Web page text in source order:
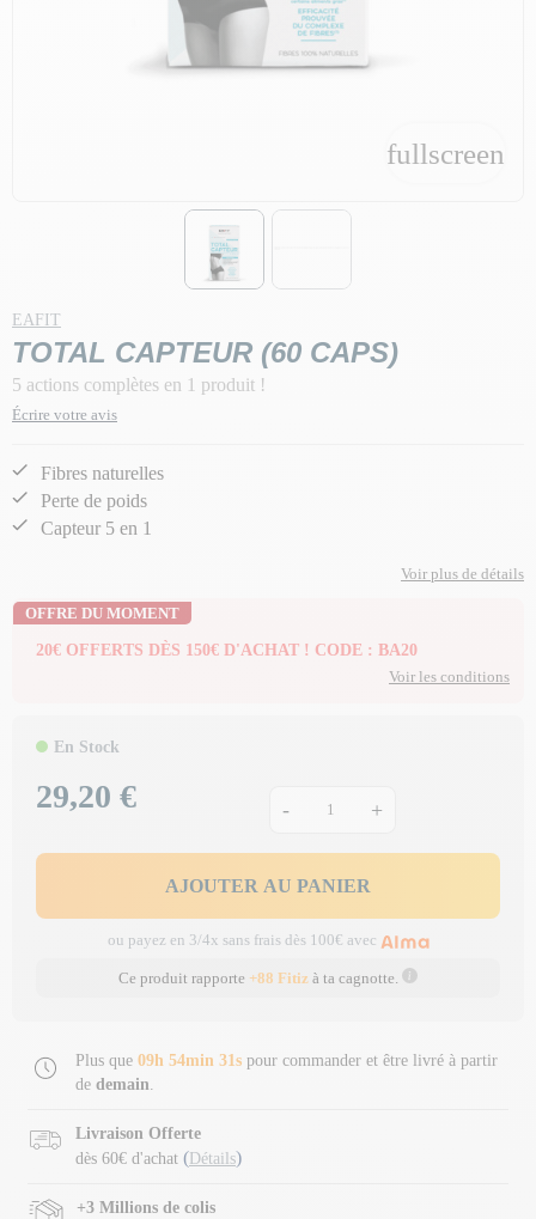
fullscreen
fullscreen
EAFIT
TOTAL CAPTEUR (60 CAPS)
5 actions complètes en 1 produit !
Écrire votre avis
Fibres naturelles
Perte de poids
Capteur 5 en 1
Voir plus de détails
OFFRE DU MOMENT
20€ OFFERTS DÈS 150€ D'ACHAT ! CODE : BA20
Voir les conditions
En Stock
Prix
29,20 € - +
AJOUTER AU PANIER
ou payez en 3/4x sans frais dès 100€ avec
Ce produit rapporte +88 Fitiz à ta cagnotte.
Plus que 09h 54min 31s pour commander et être livré à partir
de demain.
Livraison Offerte
dès 60€ d'achat ( Détails)
+3 Millions de colis